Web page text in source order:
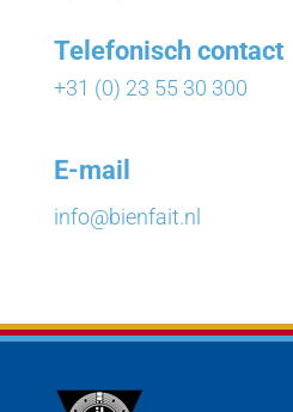
Telefonisch contact
+31 (0) 23 55 30 300
E-mail
info@bienfait.nl